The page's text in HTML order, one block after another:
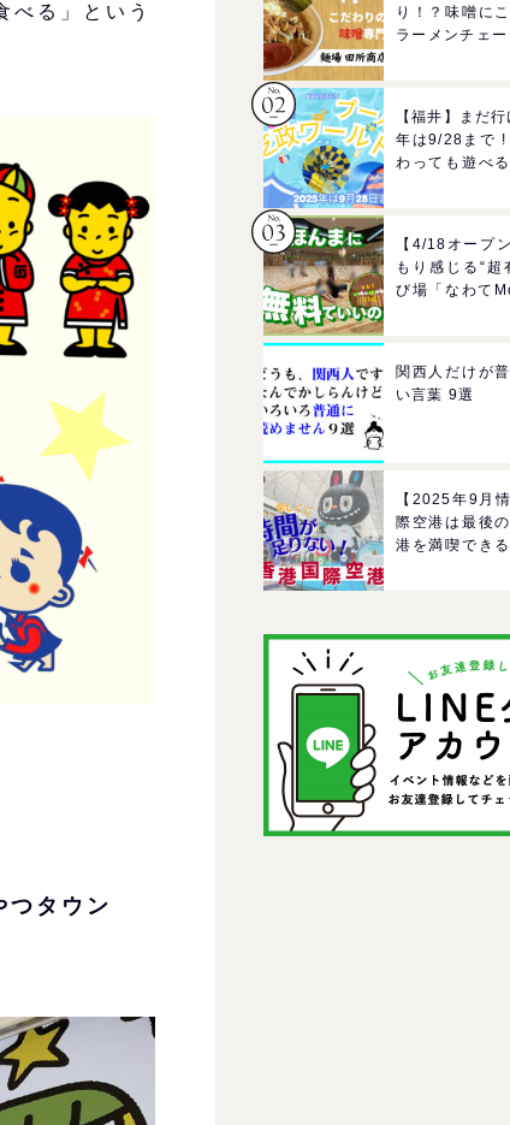
べる」という
つタウン
り！？味噌に
ラーメンチェ
【福井】まだ
年は9/28まで !
わっても遊べ
【4/18オープ
もり感じる“超
び場「なわて
関西人だけが
い言葉 9選
【2025年9月
際空港は最後
港を満喫でき